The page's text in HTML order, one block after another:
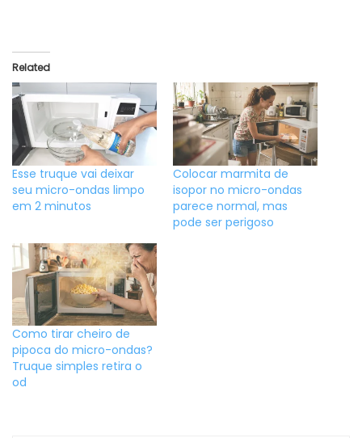
Related
Esse truque vai deixar
seu micro-ondas limpo
em 2 minutos
Colocar marmita de
isopor no micro-ondas
parece normal, mas
pode ser perigoso
Como tirar cheiro de
pipoca do micro-ondas?
Truque simples retira o
od